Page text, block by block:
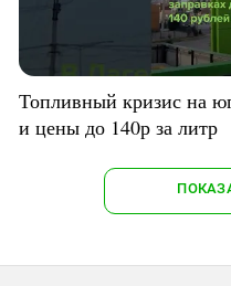
Топливный кризис на
и цены до 140р за литр